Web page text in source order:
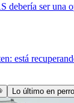
debería ser una
está
Lo último en